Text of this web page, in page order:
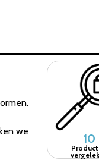
we
10